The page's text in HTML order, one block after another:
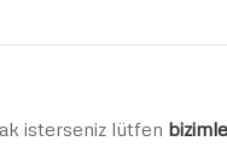
isterseniz lütfen